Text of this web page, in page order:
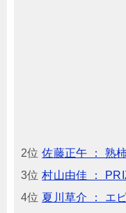
2位佐藤正午 ： 熟
3位村山由佳 ：
4位 夏川草介 ： エ